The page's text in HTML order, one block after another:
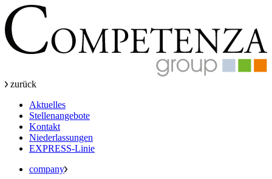
zurück
Aktuelles
Stellenangebote
Kontakt
Niederlassungen
EXPRESS-Linie
company